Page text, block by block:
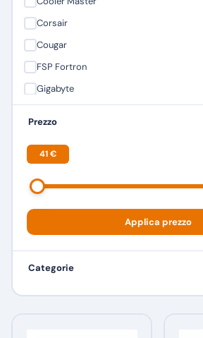
Corsair
Cougar
FSP Fortron
Gigabyte
TECNOWARE
Zippy
Prezzo
41 €
Applica prezzo
Categorie